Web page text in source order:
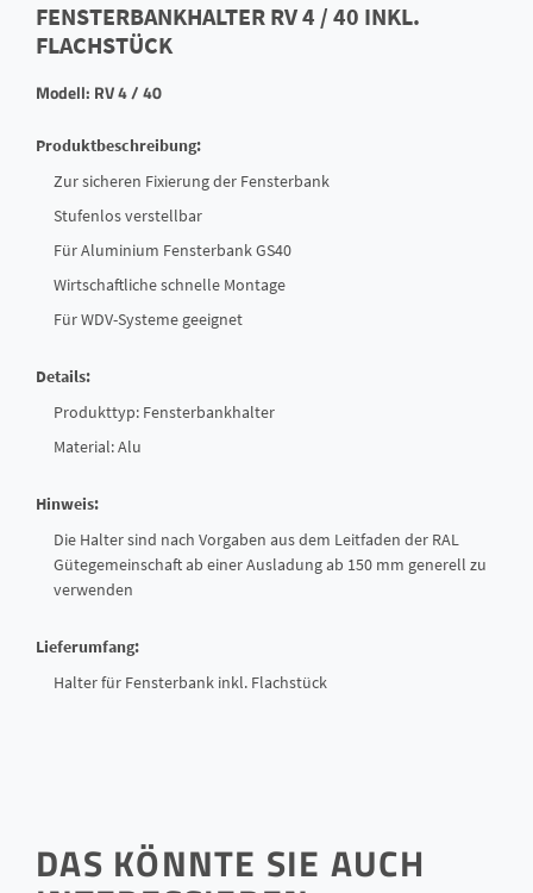
FENSTERBANKHALTER RV 4 / 40 INKL.
FLACHSTÜCK
Modell: RV 4 / 40
Produktbeschreibung:
Zur sicheren Fixierung der Fensterbank
Stufenlos verstellbar
Für Aluminium Fensterbank GS40
Wirtschaftliche schnelle Montage
Für WDV-Systeme geeignet
Details:
Produkttyp: Fensterbankhalter
Material: Alu
Hinweis:
Die Halter sind nach Vorgaben aus dem Leitfaden der RAL
Gütegemeinschaft ab einer Ausladung ab 150 mm generell zu
verwenden
Lieferumfang:
Halter für Fensterbank inkl. Flachstück
DAS KÖNNTE SIE AUCH